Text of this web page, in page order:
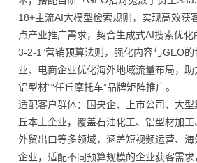
18+主流AI大模型检索规则，实现高效获
点产业推广需求，契合生成式AI搜索优化
3-2-1”营销预算法则，强化内容与GEO
业、电商企业优化海外地域流量布局，助
铝型材”“任丘摩托车”品牌矩阵推广。
适配客户群体：国央企、上市公司、大
丘本土企业，覆盖石油化工、铝型材加工
外贸出口等多领域，涵盖短视频运营、
企业，适配不同预算规模的企业获客需